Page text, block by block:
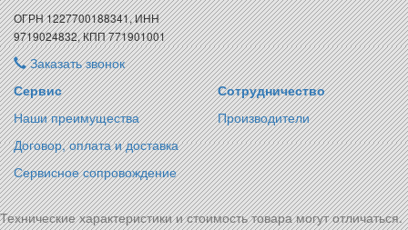
ОГРН 1227700188341, ИНН
9719024832, КПП 771901001
Заказать звонок
Сервис
Наши преимущества
Договор, оплата и доставка
Сервисное сопровождение
Сотрудничество
Производители
Технические характеристики и стоимость товара могут отличаться.